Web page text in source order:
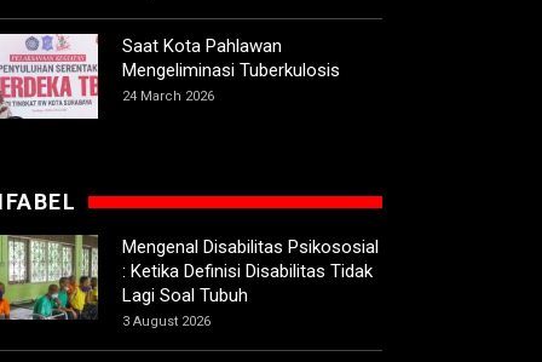
Saat Kota Pahlawan
Mengeliminasi Tuberkulosis
24 March 2026
Mengenal Disabilitas Psikososial
: Ketika Definisi Disabilitas Tidak
Lagi Soal Tubuh
3 August 2026